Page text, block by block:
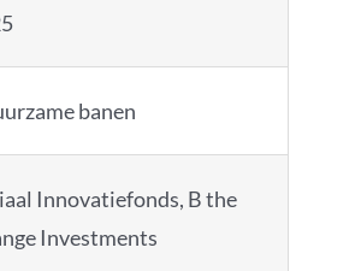
banen
Innovatiefonds, B the
Investments